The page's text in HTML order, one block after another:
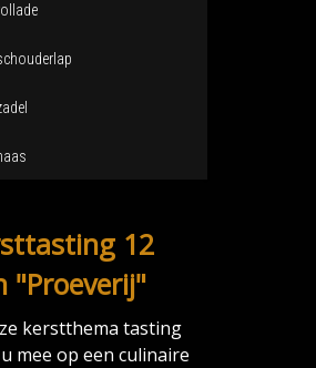
12
"Proeverij"
kerstthema tasting
mee op een culinaire